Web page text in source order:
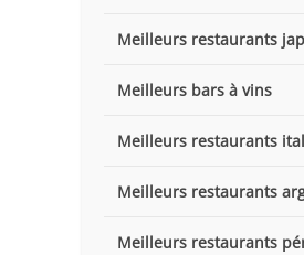
Meilleurs restaurants
Meilleurs bars à vins
Meilleurs restaurants
Meilleurs restaurants
Meilleurs restaurants